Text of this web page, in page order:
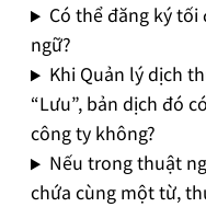
Có thể đăng ký
ngữ?
Khi Quản lý dịch
“Lưu”, bản dịch đó
công ty không?
Nếu trong thuật
chứa cùng một từ,